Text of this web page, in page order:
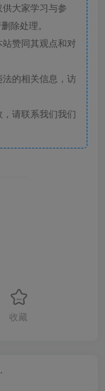
大家学习与参
除处理。
赞同其观点和对
的相关信息，访
请联系我们我们
收藏